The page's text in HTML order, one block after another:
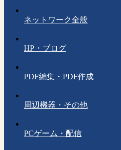
ネットワーク全般
HP・ブログ
PDF編集・PDF作成
周辺機器・その他
PCゲーム・配信